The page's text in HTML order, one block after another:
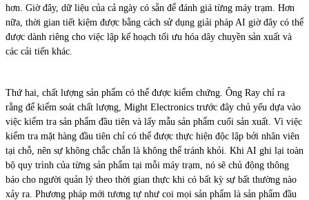
hơn. Giờ đây, dữ liệu của cả ngày có sẵn để đánh giá từng máy trạm. Hơn
nữa, thời gian tiết kiệm được bằng cách sử dụng giải pháp AI giờ đây có thể
được dành riêng cho việc lập kế hoạch tối ưu hóa dây chuyền sản xuất và
các cải tiến khác.
Thứ hai, chất lượng sản phẩm có thể được kiểm chứng. Ông Ray chỉ ra
rằng để kiểm soát chất lượng, Might Electronics trước đây chủ yếu dựa vào
việc kiểm tra sản phẩm đầu tiên và lấy mẫu sản phẩm cuối sản xuất. Vì việc
kiểm tra mặt hàng đầu tiên chỉ có thể được thực hiện độc lập bởi nhân viên
tại chỗ, nên sự không chắc chắn là không thể tránh khỏi. Khi AI ghi lại toàn
bộ quy trình của từng sản phẩm tại mỗi máy trạm, nó sẽ chủ động thông
báo cho người quản lý theo thời gian thực khi có bất kỳ sự bất thường nào
xảy ra. Phương pháp mới tương tự như coi mọi sản phẩm là sản phẩm đầu